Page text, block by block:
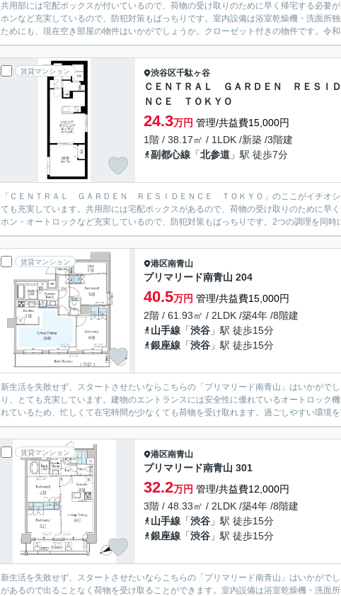
共用部には宅配ボックスが付いているので、荷物の受け取りのために早く帰宅する必要
ホンなど充実しているので、防犯対策もばっちりです。室内設備は浴室乾燥機・洗面所
ためにも、現在空き部屋の物件はいかがでしょうか。クローゼット付きの物件です。令
賃貸マンション 渋谷区千駄ヶ谷
ＣＥＮＴＲＡＬ ＧＡＲＤＥＮ ＲＥＳＩＤ
ＮＣＥ ＴＯＫＹＯ
24.3万円 管理/共益費15,000円
1階 / 38.17㎡ / 1LDK /新築 /3階建
副都心線 「北参道 」駅 徒歩7分
「ＣＥＮＴＲＡＬ ＧＡＲＤＥＮ ＲＥＳＩＤＥＮＣＥ ＴＯＫＹＯ」のここがイチオシ
ても充実しています。共用部には宅配ボックスがあるので、荷物の受け取りのために早
ホン・オートロックなど充実しているので、防犯対策もばっちりです。2つの調理を同
賃貸マンション 港区南青山
プリマリード南青山 204
40.5万円 管理/共益費15,000円
2階 / 61.93㎡ / 2LDK /築4年 /8階建
山手線 「渋谷 」駅 徒歩15分
銀座線 「渋谷 」駅 徒歩15分
新生活を失敗せず、スタートさせたいならこちらの「プリマリード南青山」はいかがで
り、とても充実しています。建物のエントランスには安全性に優れているオートロック
れているため、忙しくて在宅時間が少なくても荷物を受け取れます。過ごしやすい環境
賃貸マンション 港区南青山
プリマリード南青山 301
32.2万円 管理/共益費12,000円
3階 / 48.33㎡ / 2LDK /築4年 /8階建
山手線 「渋谷 」駅 徒歩15分
銀座線 「渋谷 」駅 徒歩15分
新生活を失敗せず、スタートさせたいならこちらの「プリマリード南青山」はいかがで
があるので出ることなく荷物を受け取ることができます。室内設備は浴室乾燥機・洗面